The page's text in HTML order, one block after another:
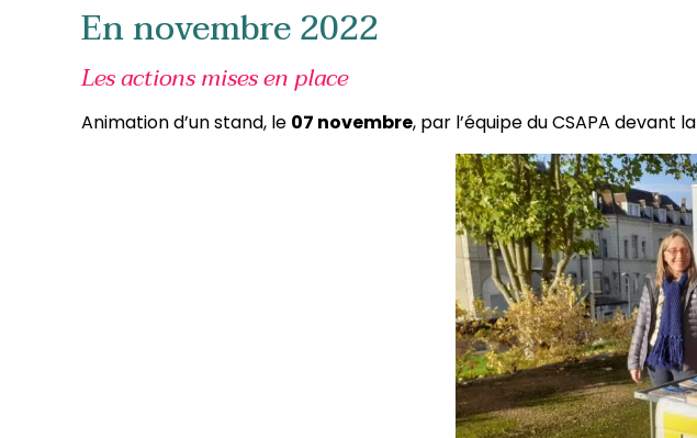
En novembre 2022
Les actions mises en place
Animation d’un stand, le 07 novembre, par l’équipe du CSAPA devant la